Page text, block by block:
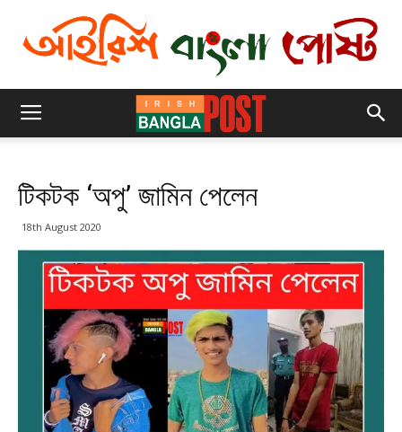
টিকটক ‘অপু’ জামিন পেলেন
18th August 2020